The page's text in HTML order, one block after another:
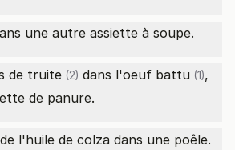
une autre assiette à soupe.
de truite (2) dans l'oeuf battu (1),
de panure.
l'huile de colza dans une poêle.